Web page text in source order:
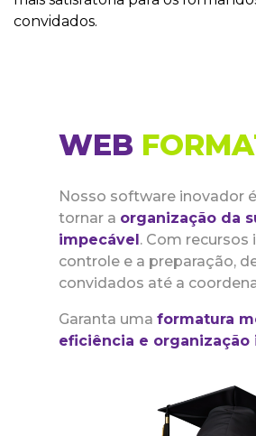
convidados.
WEB
Nosso software inovador
tornar a organização da
impecável. Com
controle e a preparação,
convidados até a
Garanta umaformatura
eficiência e organização